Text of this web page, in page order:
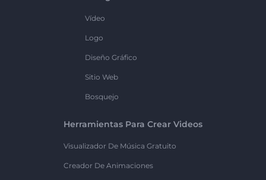
Vídeo
Logo
Diseño Gráfico
Sitio Web
Bosquejo
Herramientas Para Crear Videos
Visualizador De Música Gratuito
Creador De Animaciones